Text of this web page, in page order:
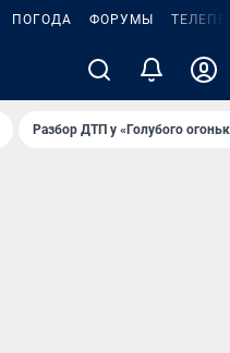
ПОГОДА ФОРУМЫ
Разбор ДТП у «Голубого